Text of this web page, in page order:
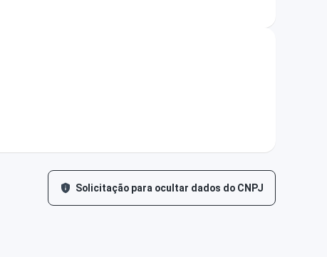
Solicitação para ocultar dados do CNPJ